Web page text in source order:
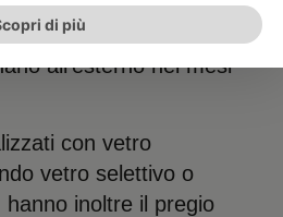
durante la stagione
all’esterno nei mesi
con vetro
vetro selettivo o
hanno inoltre il pregio
di più